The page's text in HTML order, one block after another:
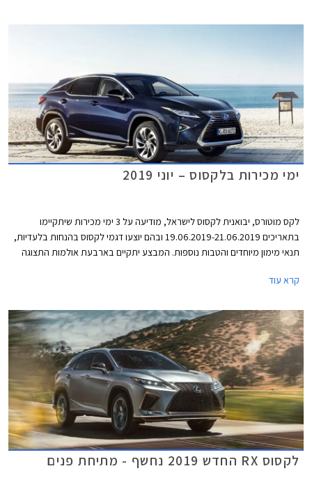
ימי מכירות בלקסוס – יוני 2019
לקס מוטורס, יבואנית לקסוס לישראל, מודיעה על 3 ימי מכירות שיתקיימו
בתאריכים 19.06.2019-21.06.2019 ובהם יוצעו דגמי לקסוס בהנחות בלעדיות,
תנאי מימון מיוחדים והטבות נוספות. המבצע יתקיים בארבעת אולמות התצוגה
קרא עוד
לקסוס RX החדש 2019 נחשף - מתיחת פנים